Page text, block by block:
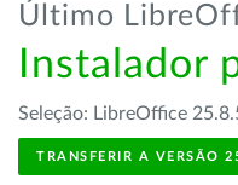
Último
Instalador
Seleção: LibreOffice
TRANSFERIR A VERSÃO